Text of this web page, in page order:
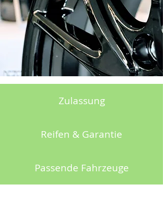
Zulassung
Reifen & Garantie
Passende Fahrzeuge